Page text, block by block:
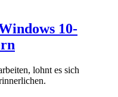
10-
lohnt es sich